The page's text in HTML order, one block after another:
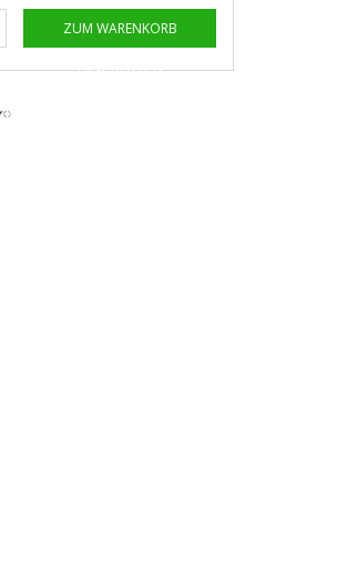
ZUM WARENKORB
HINZUFÜGEN